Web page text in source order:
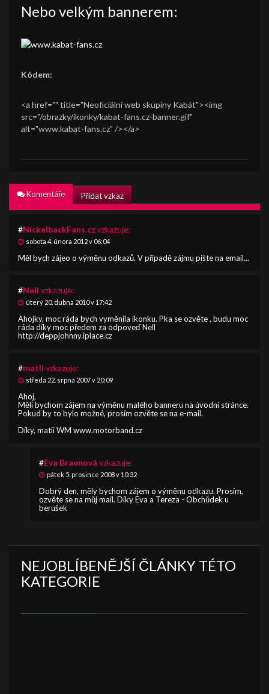
Nebo velkým bannerem:
Kódem:
<a href="" title="Neoficiální web skupiny Kabát"><img
src="/obrazky/ikonky/kabat-fans.cz-banner.gif"
alt="www.kabat-fans.cz" /></a>
Komentáře Přidat vzkaz
#NickelbackFans.cz vzkazuje:
sobota 4. února 2012 v 06:04
Měl bych zájeo o výměnu odkazů. V případě zájmu pište na email...
#Nell vzkazuje:
úterý 20. dubna 2010 v 17:42
Ahojky, moc ráda bych vyměnila ikonku. Pka se ozvěte , budu moc
ráda díky moc předem za odpoveď Nell
http://deppjohnny.iplace.cz
#matii vzkazuje:
středa 22. srpna 2007 v 20:09
Ahoj,
Měli bychom zájem na výměnu malého banneru na úvodní stránce.
Pokud by to bylo možné, prosím ozvěte se na e-mail.
Díky, matii WM www.motorband.cz
#Eva Braunová vzkazuje:
pátek 5. prosince 2008 v 10:32
Dobrý den, měly bychom zájem o výměnu odkazu. Prosím,
ozvěte se na můj mail. Díky Eva a Tereza - Obchůdek u
berušek
NEJOBLÍBENĚJŠÍ ČLÁNKY TÉTO
KATEGORIE